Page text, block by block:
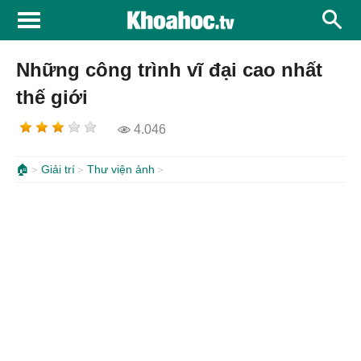
Những công trình vĩ đại cao nhất
thế giới
4.046
🏠 Giải trí Thư viện ảnh